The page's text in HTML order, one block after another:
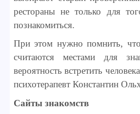
рестораны не только для
познакомиться.
При этом нужно помнить,
считаются местами для
вероятность встретить
психотерапевт Константин
Сайты знакомств